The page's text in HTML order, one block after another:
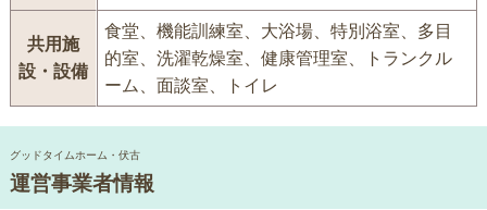
共用施
設・設備
食堂、機能訓練室、大浴場、特別浴室、多目
的室、洗濯乾燥室、健康管理室、トランクル
ーム、面談室、トイレ
グッドタイムホーム・伏古
運営事業者情報